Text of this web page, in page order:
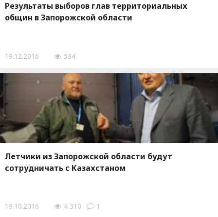
Результаты выборов глав территориальных
общин в Запорожской области
19.12.2016 534
Летчики из Запорожской области будут
сотрудничать с Казахстаном
19.10.2016 4 310 1